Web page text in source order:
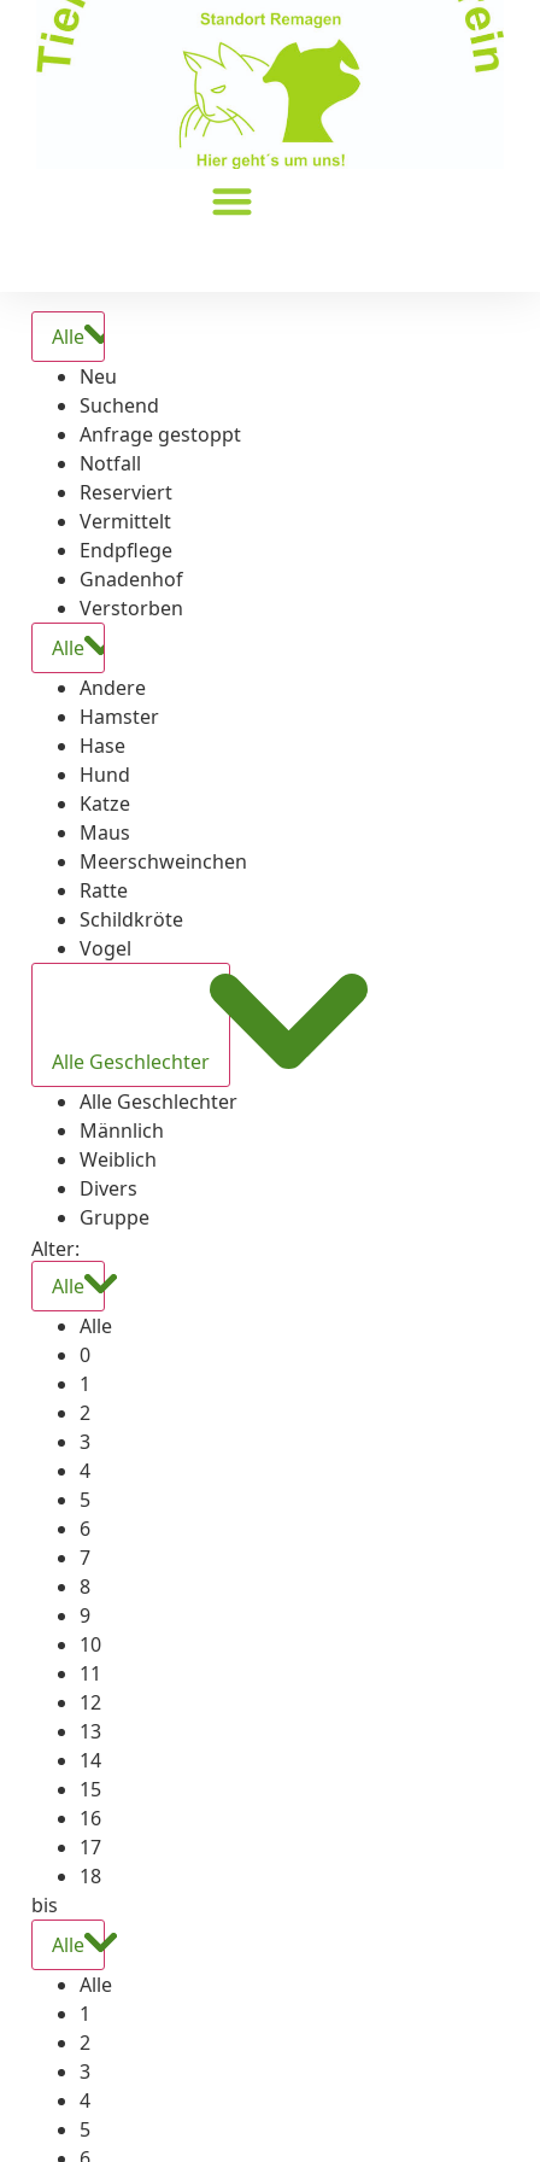
Alle
Neu
Suchend
Anfrage gestoppt
Notfall
Reserviert
Vermittelt
Endpflege
Gnadenhof
Verstorben
Alle
Andere
Hamster
Hase
Hund
Katze
Maus
Meerschweinchen
Ratte
Schildkröte
Vogel
Alle Geschlechter
Alle Geschlechter
Männlich
Weiblich
Divers
Gruppe
Alter:
Alle
Alle
0
1
2
3
4
5
6
7
8
9
10
11
12
13
14
15
16
17
18
bis
Alle
Alle
1
2
3
4
5